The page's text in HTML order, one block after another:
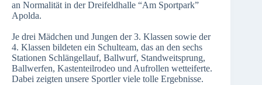
an Normalität in der Dreifeldhalle “Am Sportpark”
Apolda.
Je drei Mädchen und Jungen der 3. Klassen sowie der
4. Klassen bildeten ein Schulteam, das an den sechs
Stationen Schlängellauf, Ballwurf, Standweitsprung,
Ballwerfen, Kastenteilrodeo und Aufrollen wetteiferte.
Dabei zeigten unsere Sportler viele tolle Ergebnisse.